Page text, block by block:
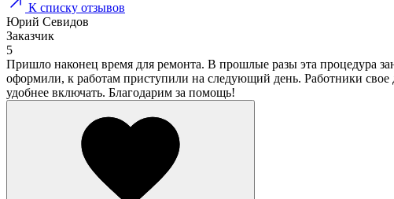
К списку отзывов
Юрий Севидов
Заказчик
5
Пришло наконец время для ремонта. В прошлые разы эта процедура
оформили, к работам приступили на следующий день. Работники свое
удобнее включать. Благодарим за помощь!